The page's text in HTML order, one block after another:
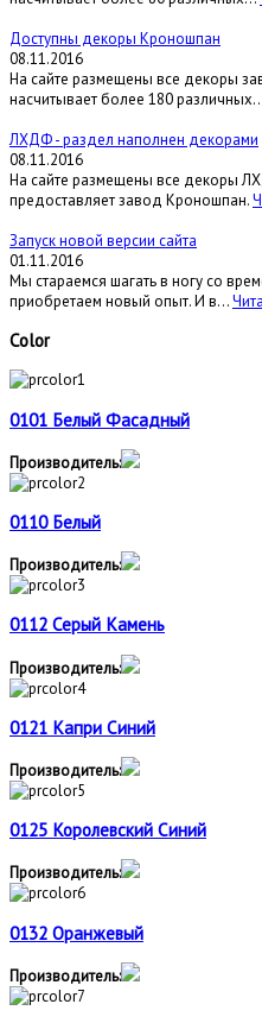
Доступны декоры Кроношпан
08.11.2016
На сайте размещены все декоры
насчитывает более 180
ЛХДФ - раздел наполнен декорами
08.11.2016
На сайте размещены все декоры
предоставляет завод Кроношпан.
Запуск новой версии сайта
01.11.2016
Мы стараемся шагать в ногу со
приобретаем новый опыт. И в...
Color
0101 Белый Фасадный
Производитель:
0110 Белый
Производитель:
0112 Серый Камень
Производитель:
0121 Капри Синий
Производитель:
0125 Королевский Синий
Производитель:
0132 Оранжевый
Производитель: